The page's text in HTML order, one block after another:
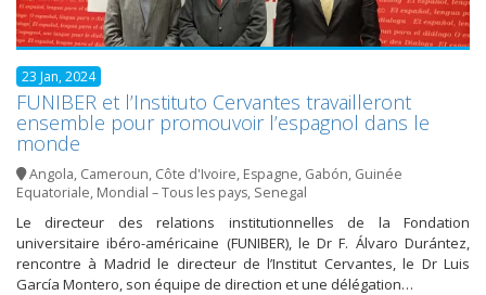
23 Jan, 2024
FUNIBER et l’Instituto Cervantes travailleront
ensemble pour promouvoir l’espagnol dans le
monde
Angola, Cameroun, Côte d'Ivoire, Espagne, Gabón, Guinée
Equatoriale, Mondial – Tous les pays, Senegal
Le directeur des relations institutionnelles de la Fondation
universitaire ibéro-américaine (FUNIBER), le Dr F. Álvaro Durántez,
rencontre à Madrid le directeur de l’Institut Cervantes, le Dr Luis
García Montero, son équipe de direction et une délégation…